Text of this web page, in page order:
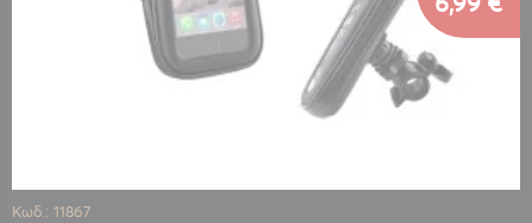
Κωδ.: 11867